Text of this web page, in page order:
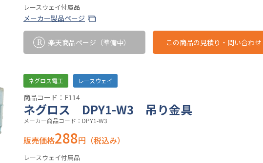
レースウェイ付属品
メーカー製品ページ
楽天商品ページ （準備中） この商品の見積り・問い合わせ
ネグロス電工 レースウェイ
商品コード：F114
ネグロス DPY1-W3 吊り金具
メーカー商品コード：DPY1-W3
販売価格288円（税込み）
レースウェイ付属品